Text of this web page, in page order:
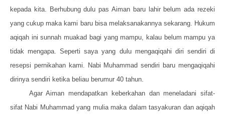
kepada kita. Berhubung dulu pas Aiman baru lahir belum ada rezeki
yang cukup maka kami baru bisa melaksanakannya sekarang. Hukum
aqiqah ini sunnah muakad bagi yang mampu, kalau belum mampu ya
tidak mengapa. Seperti saya yang dulu mengaqiqahi diri sendiri di
resepsi pernikahan kami. Nabi Muhammad sendiri baru mengaqiqahi
dirinya sendiri ketika beliau berumur 40 tahun.
Agar Aiman mendapatkan keberkahan dan meneladani sifat-
sifat Nabi Muhammad yang mulia maka dalam tasyakuran dan aqiqah